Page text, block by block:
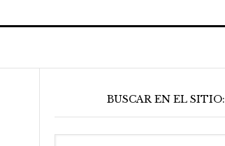
lateral
principal
BUSCAR EN EL SITIO: